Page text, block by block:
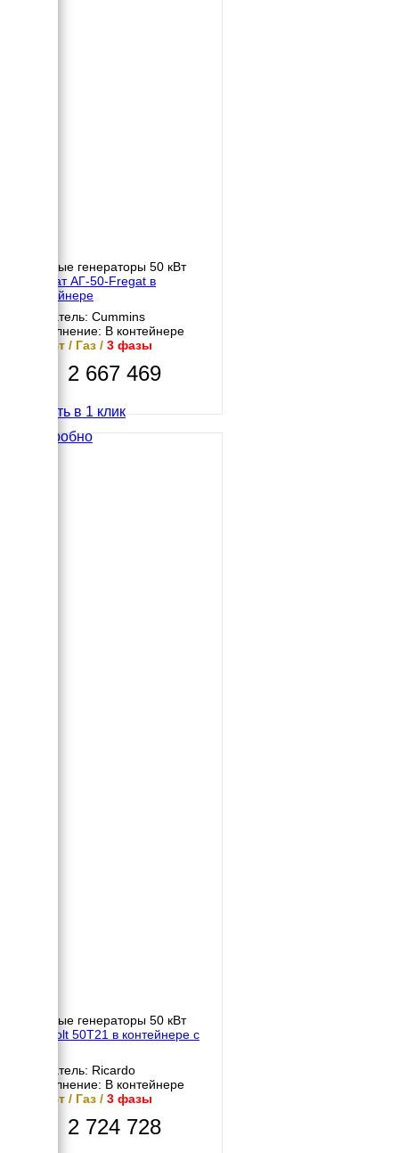
Газовые генераторы 50 кВт
Фрегат АГ-50-Fregat в
контейнере
Двигатель: Cummins
Исполнение: В контейнере
50 кВт / Газ / 3 фазы
2 667 469
Купить в 1 клик
Подробно
Газовые генераторы 50 кВт
Gazvolt 50T21 в контейнере с
Двигатель: Ricardo
Исполнение: В контейнере
50 кВт / Газ / 3 фазы
2 724 728